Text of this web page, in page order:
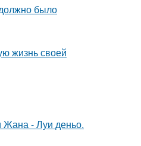
было
жизнь своей
Жана - Луи деньо.